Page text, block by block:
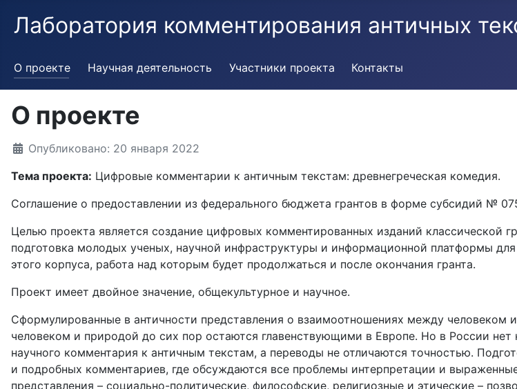
Лаборатория комментирования античных
О проекте Научная деятельность Участники проекта Контакты
О проекте
Информация о материале
Опубликовано: 20 января 2022
Тема проекта: Цифровые комментарии к античным текстам: древнегреческая комедия.
Соглашение о предоставлении из федерального бюджета грантов в форме субсидий №
Целью проекта является создание цифровых комментированных изданий классической
подготовка молодых ученых, научной инфраструктуры и информационной платформы
этого корпуса, работа над которым будет продолжаться и после окончания гранта.
Проект имеет двойное значение, общекультурное и научное.
Сформулированные в античности представления о взаимоотношениях между человеком
человеком и природой до сих пор остаются главенствующими в Европе. Но в России нет
научного комментария к античным текстам, а переводы не отличаются точностью.
и подробных комментариев, где обсуждаются все проблемы интерпретации и
представления – социально-политические, философские, религиозные и этические –